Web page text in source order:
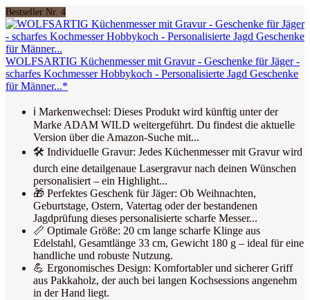
Bestseller Nr. 4
WOLFSARTIG Küchenmesser mit Gravur - Geschenke für Jäger -
scharfes Kochmesser Hobbykoch - Personalisierte Jagd Geschenke
für Männer...*
ℹ️ Markenwechsel: Dieses Produkt wird künftig unter der
Marke ADAM WILD weitergeführt. Du findest die aktuelle
Version über die Amazon-Suche mit...
🛠️ Individuelle Gravur: Jedes Küchenmesser mit Gravur wird
durch eine detailgenaue Lasergravur nach deinen Wünschen
personalisiert – ein Highlight...
🎁 Perfektes Geschenk für Jäger: Ob Weihnachten,
Geburtstage, Ostern, Vatertag oder der bestandenen
Jagdprüfung dieses personalisierte scharfe Messer...
📏 Optimale Größe: 20 cm lange scharfe Klinge aus
Edelstahl, Gesamtlänge 33 cm, Gewicht 180 g – ideal für eine
handliche und robuste Nutzung.
💪 Ergonomisches Design: Komfortabler und sicherer Griff
aus Pakkaholz, der auch bei langen Kochsessions angenehm
in der Hand liegt.